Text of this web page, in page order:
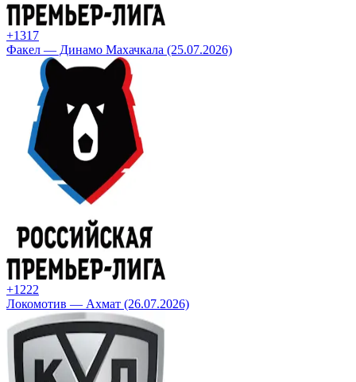
+1317
Факел — Динамо Махачкала (25.07.2026)
+1222
Локомотив — Ахмат (26.07.2026)